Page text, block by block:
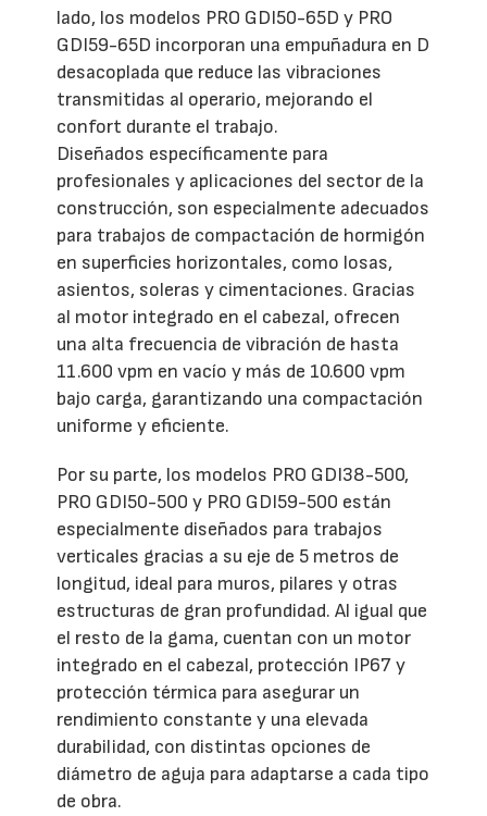
lado, los modelos PRO GDI50-65D y PRO
GDI59-65D incorporan una empuñadura en D
desacoplada que reduce las vibraciones
transmitidas al operario, mejorando el
confort durante el trabajo.
Diseñados específicamente para
profesionales y aplicaciones del sector de la
construcción, son especialmente adecuados
para trabajos de compactación de hormigón
en superficies horizontales, como losas,
asientos, soleras y cimentaciones. Gracias
al motor integrado en el cabezal, ofrecen
una alta frecuencia de vibración de hasta
11.600 vpm en vacío y más de 10.600 vpm
bajo carga, garantizando una compactación
uniforme y eficiente.
Por su parte, los modelos PRO GDI38-500,
PRO GDI50-500 y PRO GDI59-500 están
especialmente diseñados para trabajos
verticales gracias a su eje de 5 metros de
longitud, ideal para muros, pilares y otras
estructuras de gran profundidad. Al igual que
el resto de la gama, cuentan con un motor
integrado en el cabezal, protección IP67 y
protección térmica para asegurar un
rendimiento constante y una elevada
durabilidad, con distintas opciones de
diámetro de aguja para adaptarse a cada tipo
de obra.